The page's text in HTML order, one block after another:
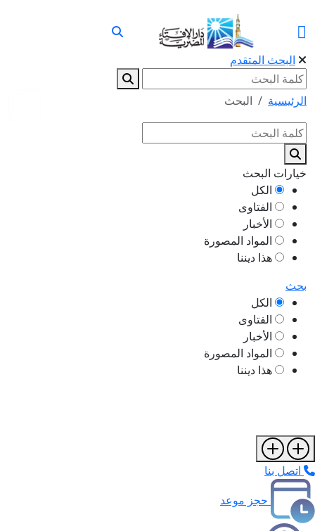
البحث المتقدم
الرئيسية البحث
خيارات البحث
الكل
الفتاوى
الأخبار
المواد المصورة
هذا ديننا
بحث
الكل
الفتاوى
الأخبار
المواد المصورة
هذا ديننا
اتصل بنا
حجز موعد